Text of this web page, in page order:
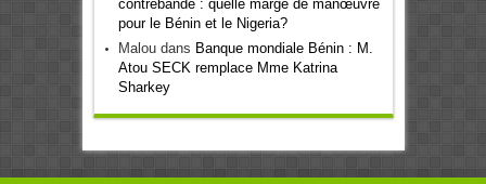
contrebande : quelle marge de manœuvre
pour le Bénin et le Nigeria?
Maloudans Banque mondiale Bénin : M.
Atou SECK remplace Mme Katrina
Sharkey